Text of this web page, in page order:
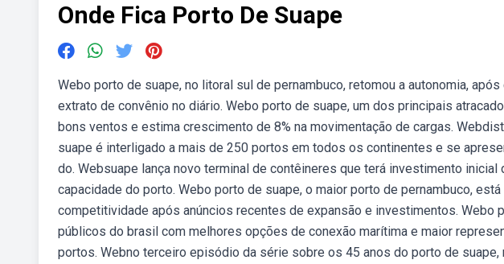
Onde Fica Porto De Suape
Webo porto de suape, no litoral sul de pernambuco, retomou a autonomia,
extrato de convênio no diário. Webo porto de suape, um dos principais
bons ventos e estima crescimento de 8% na movimentação de cargas.
suape é interligado a mais de 250 portos em todos os continentes e se
do. Websuape lança novo terminal de contêineres que terá investimento inicial
capacidade do porto. Webo porto de suape, o maior porto de pernambuco,
competitividade após anúncios recentes de expansão e investimentos. Webo
públicos do brasil com melhores opções de conexão marítima e maior
portos. Webno terceiro episódio da série sobre os 45 anos do porto de